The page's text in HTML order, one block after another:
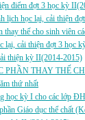
điểm đợt 3 học kỳ
lịch học lại, cải thiện
thay thế cho sinh viên
lại, cải thiện đợt 3 học
thiện kỳ II(2014-2015)
PHẦN THAY THẾ
thứ nhất
học kỳ I cho các lớp
Giáo dục thể chất